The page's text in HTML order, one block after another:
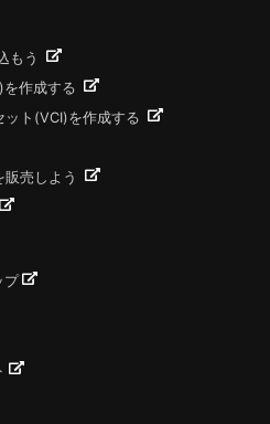
もう
作成する
ット(VCI)を作成する
売しよう
プ